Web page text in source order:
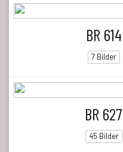
BR 614
7 Bilder
BR 627
45 Bilder